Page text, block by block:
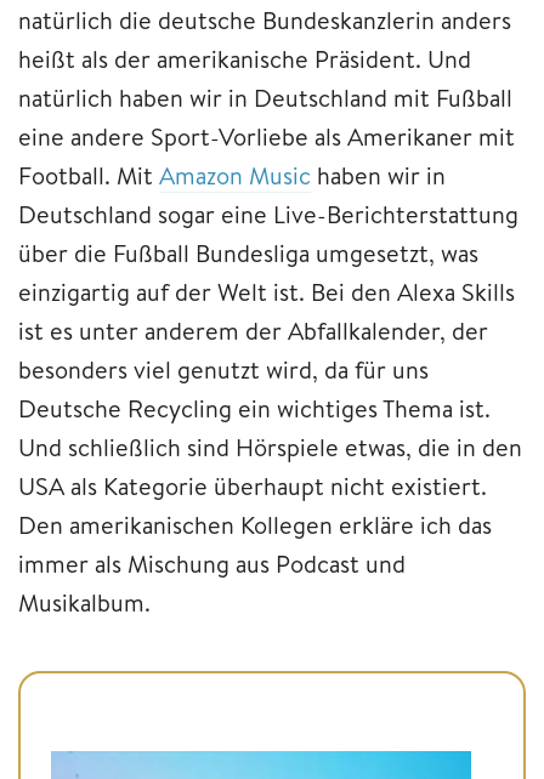
natürlich die deutsche Bundeskanzlerin anders
heißt als der amerikanische Präsident. Und
natürlich haben wir in Deutschland mit Fußball
eine andere Sport-Vorliebe als Amerikaner mit
Football. Mit Amazon Music haben wir in
Deutschland sogar eine Live-Berichterstattung
über die Fußball Bundesliga umgesetzt, was
einzigartig auf der Welt ist. Bei den Alexa Skills
ist es unter anderem der Abfallkalender, der
besonders viel genutzt wird, da für uns
Deutsche Recycling ein wichtiges Thema ist.
Und schließlich sind Hörspiele etwas, die in den
USA als Kategorie überhaupt nicht existiert.
Den amerikanischen Kollegen erkläre ich das
immer als Mischung aus Podcast und
Musikalbum.